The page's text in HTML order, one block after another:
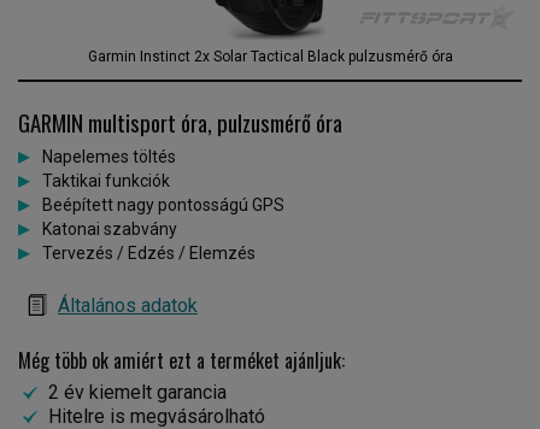
Garmin Instinct 2x Solar Tactical Black pulzusmérő óra
GARMIN multisport óra, pulzusmérő óra
Napelemes töltés
Taktikai funkciók
Beépített nagy pontosságú GPS
Katonai szabvány
Tervezés / Edzés / Elemzés
Általános adatok
Még több ok amiért ezt a terméket ajánljuk:
2 év kiemelt garancia
Hitelre is megvásárolható